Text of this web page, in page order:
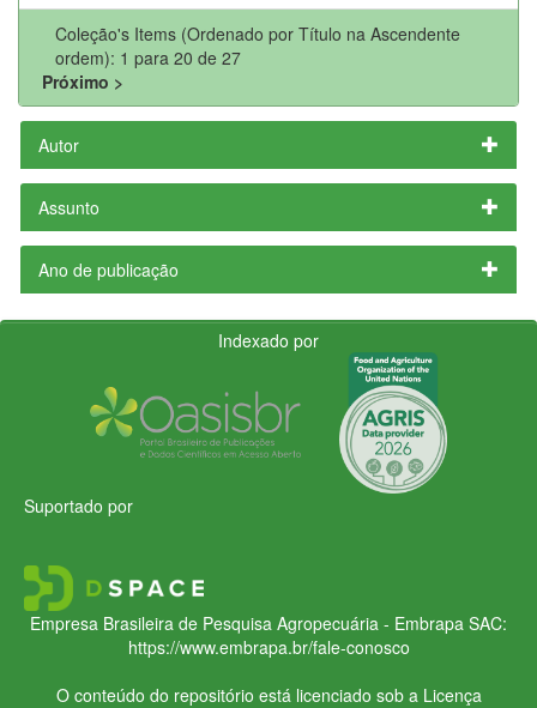
Coleção's Items (Ordenado por Título na Ascendente
ordem): 1 para 20 de 27
Próximo >
Autor
Assunto
Ano de publicação
Indexado por
Suportado por
Empresa Brasileira de Pesquisa Agropecuária - Embrapa SAC:
https://www.embrapa.br/fale-conosco
O conteúdo do repositório está licenciado sob a Licença